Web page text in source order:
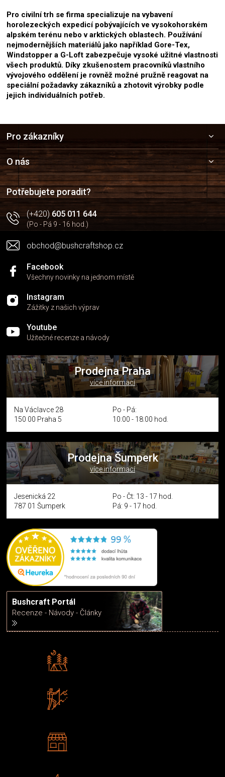
Pro civilní trh se firma specializuje na vybavení
horolezeckých expedicí pobývajících ve vysokohorském
alpském terénu nebo v arktických oblastech. Používání
nejmodernějších materiálů jako například Gore-Tex,
Windstopper a G-Loft zabezpečuje vysoké užitné vlastnosti
všech produktů. Díky zkušenostem pracovníků vlastního
vývojového oddělení je rovněž možné pružně reagovat na
speciální požadavky zákazníků a zhotovit výrobky podle
jejich individuálních potřeb.
a
t
í
Pro zákazníky
O nás
Potřebujete poradit?
(+420)605 011 644
(Po - Pá 9 - 16 hod.)
obchod@bushcraftshop.cz
Facebook
Všechny novinky na jednom místě
Instagram
Zážitky z našich výprav
Youtube
Užitečné recenze a návody
Prodejna Praha
více informací
Na Václavce 28
150 00 Praha 5
Po - Pá:
10:00 - 18:00 hod.
Prodejna Šumperk
více informací
Jesenická 22
787 01 Šumperk
Po - Čt: 13 - 17 hod.
Pá: 9 - 17 hod.
Bushcraft Portál
Recenze - Návody - Články